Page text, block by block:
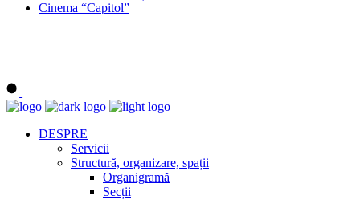
Cinema “Capitol”
DESPRE
Servicii
Structură, organizare, spații
Organigramă
Secții